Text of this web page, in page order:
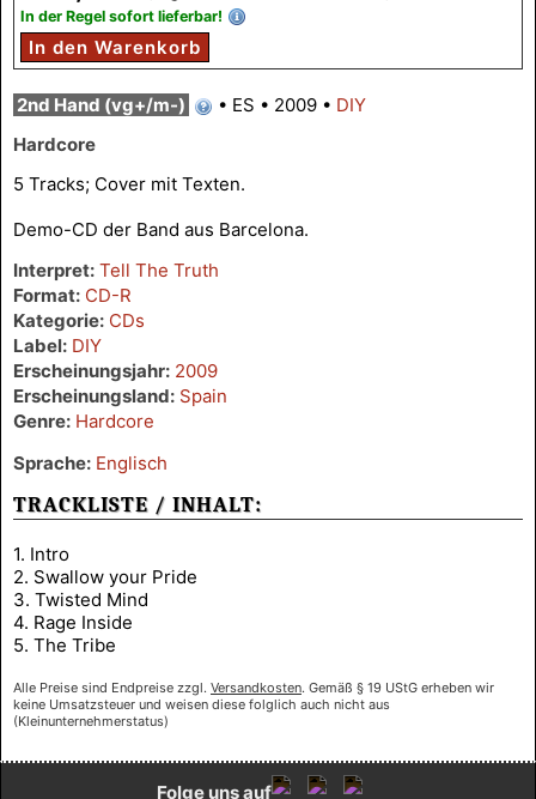
In der Regel sofort lieferbar!
In den Warenkorb
2nd Hand (vg+/m-) • ES • 2009 • DIY
Hardcore
5 Tracks; Cover mit Texten.
Demo-CD der Band aus Barcelona.
Interpret: Tell The Truth
Format: CD-R
Kategorie: CDs
Label: DIY
Erscheinungsjahr: 2009
Erscheinungsland: Spain
Genre: Hardcore
Sprache: Englisch
TRACKLISTE / INHALT:
1. Intro
2. Swallow your Pride
3. Twisted Mind
4. Rage Inside
5. The Tribe
Alle Preise sind Endpreise zzgl. Versandkosten. Gemäß § 19 UStG erheben wir
keine Umsatzsteuer und weisen diese folglich auch nicht aus
(Kleinunternehmerstatus)
Folge uns auf